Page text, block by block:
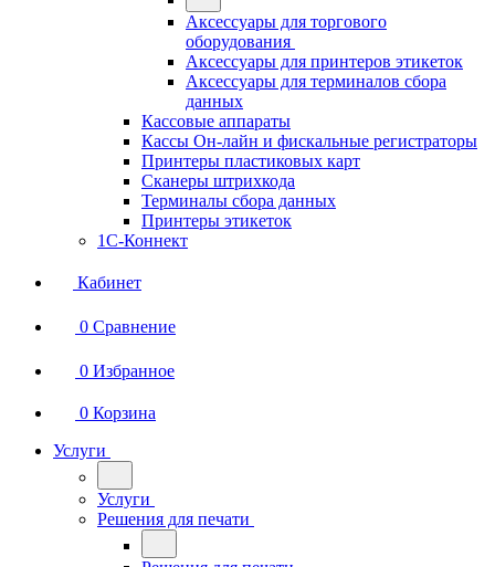
Аксессуары для торгового
оборудования
Аксессуары для принтеров этикеток
Аксессуары для терминалов сбора
данных
Кассовые аппараты
Кассы Он-лайн и фискальные регистраторы
Принтеры пластиковых карт
Сканеры штрихкода
Терминалы сбора данных
Принтеры этикеток
1С-Коннект
Кабинет
0 Сравнение
0 Избранное
0 Корзина
Услуги
Услуги
Решения для печати